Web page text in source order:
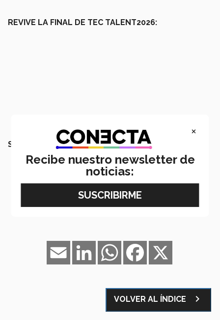
REVIVE LA FINAL DE TEC TALENT2026:
SIGUE EL ESPECIAL DE VIBRART 2026
Facebook
WhatsApp
LinkedIn
Email
VOLVER AL ÍNDICE navigate_next
×
Recibe nuestro newsletter de
noticias: